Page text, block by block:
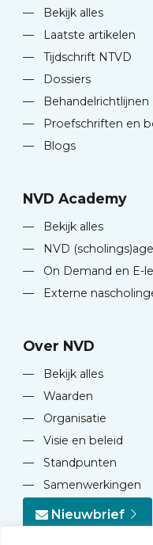
—
Bekijk alles
—
Laatste artikelen
—
Tijdschrift NTVD
—
Dossiers
—
Behandelrichtlijnen
—
Proefschriften en
—
Blogs
NVD Academy
—
Bekijk alles
—
NVD
—
On Demand en E-
—
Externe
Over NVD
—
Bekijk alles
—
Waarden
—
Organisatie
—
Visie en beleid
—
Standpunten
—
Samenwerkingen
Nieuwbrief